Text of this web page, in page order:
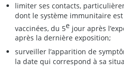
limiter ses contacts,
dont le système immunitaire
vaccinées, du 5e jour après
après la dernière exposition;
surveiller l’apparition de
la date qui correspond à sa